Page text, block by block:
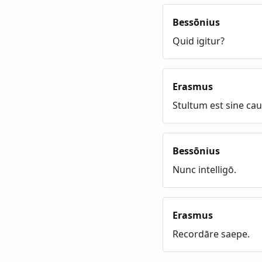
Bessōnius
Quid igitur?
Erasmus
Stultum est sine
Bessōnius
Nunc intelligō.
Erasmus
Recordāre saepe.